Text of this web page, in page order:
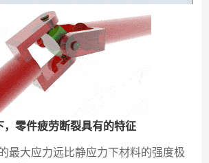
，零件疲劳断裂具有的特征
最大应力远比静应力下材料的强度极